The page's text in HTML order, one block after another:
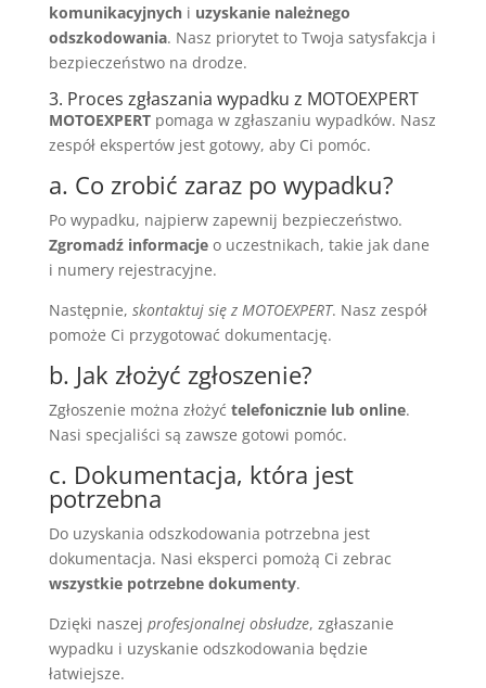
komunikacyjnychi uzyskanie należnego
odszkodowania. Nasz priorytet to Twoja satysfakcja i
bezpieczeństwo na drodze.
3. Proces zgłaszania wypadku z MOTOEXPERT
MOTOEXPERTpomaga w zgłaszaniu wypadków. Nasz
zespół ekspertów jest gotowy, aby Ci pomóc.
a. Co zrobić zaraz po wypadku?
Po wypadku, najpierw zapewnij bezpieczeństwo.
Zgromadź informacjeo uczestnikach, takie jak dane
i numery rejestracyjne.
Następnie, skontaktuj się z MOTOEXPERT. Nasz zespół
pomoże Ci przygotować dokumentację.
b. Jak złożyć zgłoszenie?
Zgłoszenie można złożyć telefonicznie lub online.
Nasi specjaliści są zawsze gotowi pomóc.
c. Dokumentacja, która jest
potrzebna
Do uzyskania odszkodowania potrzebna jest
dokumentacja. Nasi eksperci pomożą Ci zebrac
wszystkie potrzebne dokumenty.
Dzięki naszej profesjonalnej obsłudze, zgłaszanie
wypadku i uzyskanie odszkodowania będzie
łatwiejsze.